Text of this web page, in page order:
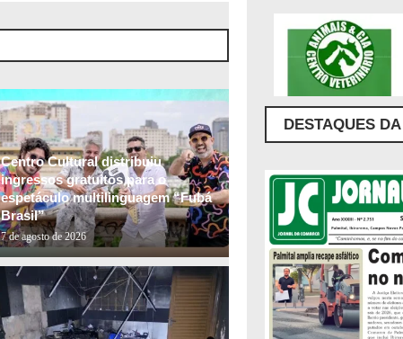
Centro Cultural distribuiu
ingressos gratuitos para o
espetáculo multilinguagem “Fubá
Brasil”
7 de agosto de 2026
DESTAQUES